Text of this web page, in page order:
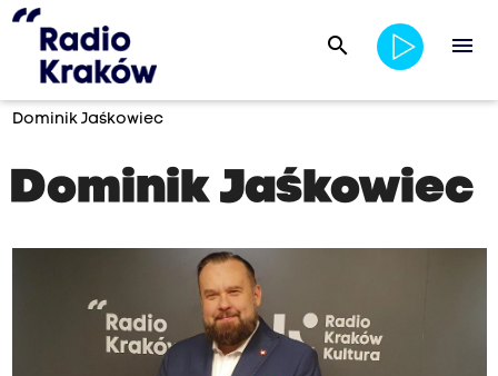
search menu
Dominik Jaśkowiec
Dominik Jaśkowiec